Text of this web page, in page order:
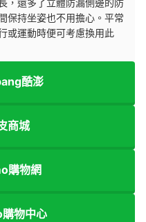
保持坐姿也不用擔心。平常
或運動時便可考慮換用此
酷澎
商城
購物網
物中心